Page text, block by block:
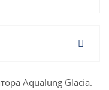
Aqualung Glacia.